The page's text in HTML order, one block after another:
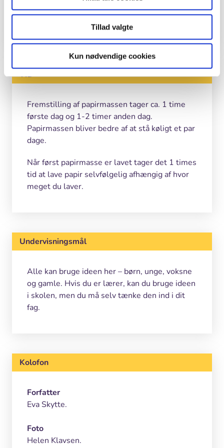
Tillad valgte
Kun nødvendige cookies
spand eller balje
Tid
Fremstilling af papirmassen tager ca. 1 time
første dag og 1-2 timer anden dag.
Papirmassen bliver bedre af at stå køligt et par
dage.
Når først papirmasse er lavet tager det 1 times
tid at lave papir selvfølgelig afhængig af hvor
meget du laver.
Undervisningsmål
Alle kan bruge ideen her – børn, unge, voksne
og gamle. Hvis du er lærer, kan du bruge ideen
i skolen, men du må selv tænke den ind i dit
fag.
Kolofon
Forfatter
Eva Skytte.
Foto
Helen Klavsen.